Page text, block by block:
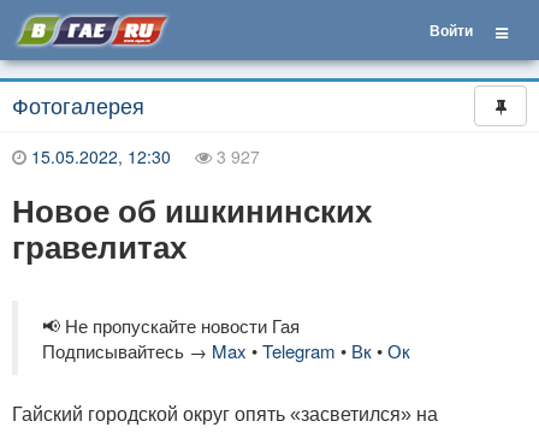
Войти
Фотогалерея
15.05.2022, 12:30 3 927
Новое об ишкининских
гравелитах
📢 Не пропускайте новости Гая
Подписывайтесь → Max •Telegram • Вк•Ок
Гайский городской округ опять «засветился» на